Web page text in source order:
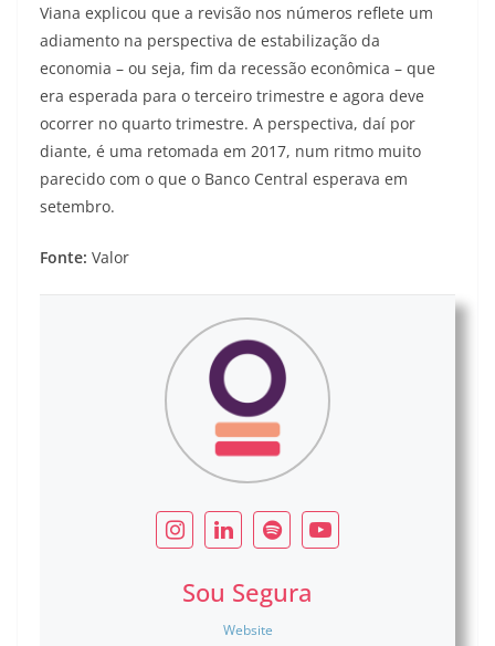
Viana explicou que a revisão nos números reflete um
adiamento na perspectiva de estabilização da
economia – ou seja, fim da recessão econômica – que
era esperada para o terceiro trimestre e agora deve
ocorrer no quarto trimestre. A perspectiva, daí por
diante, é uma retomada em 2017, num ritmo muito
parecido com o que o Banco Central esperava em
setembro.
Fonte: Valor
Sou Segura
Website